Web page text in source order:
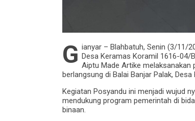
G ianyar – Blahbatuh, Senin (3/11/
Desa Keramas Koramil 1616-04/
Aiptu Made Artike melaksanakan
berlangsung di Balai Banjar Palak,
Kegiatan Posyandu ini menjadi wujud
mendukung program pemerintah di
binaan.